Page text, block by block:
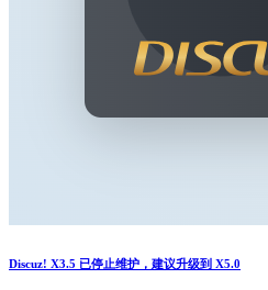
Discuz! X3.5 已停止维护，建议升级到 X5.0